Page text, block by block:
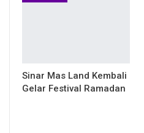
Sinar Mas Land Kembali
Gelar Festival Ramadan